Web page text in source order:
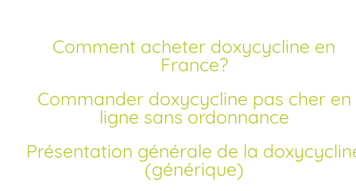
Comment acheter doxycycline en
France?
Commander doxycycline pas cher en
ligne sans ordonnance
Présentation générale de la doxycycline
(générique)